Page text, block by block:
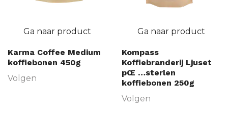
Ga naar product
Karma Coffee Medium
koffiebonen 450g
Volgen
Ga naar product
Kompass
Koffiebranderij Ljuset
pŒ …sterlen
koffiebonen 250g
Volgen